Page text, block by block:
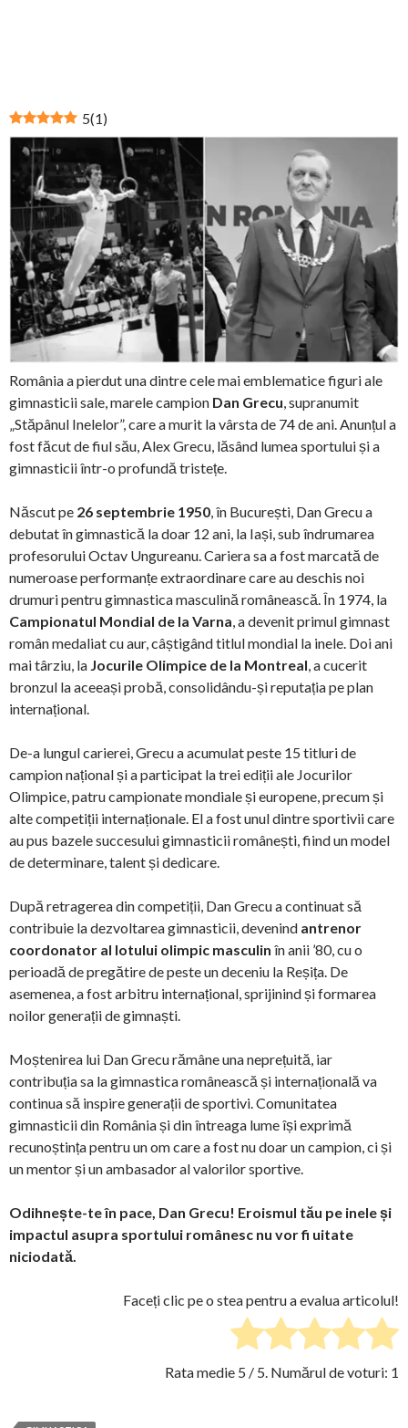
5(1)
România a pierdut una dintre cele mai emblematice figuri ale
gimnasticii sale, marele campion Dan Grecu , supranumit
„Stăpânul Inelelor”, care a murit la vârsta de 74 de ani. Anunțul a
fost făcut de fiul său, Alex Grecu, lăsând lumea sportului și a
gimnasticii într-o profundă tristețe.
Născut pe 26 septembrie 1950 , în București, Dan Grecu a
debutat în gimnastică la doar 12 ani, la Iași, sub îndrumarea
profesorului Octav Ungureanu. Cariera sa a fost marcată de
numeroase performanțe extraordinare care au deschis noi
drumuri pentru gimnastica masculină românească. În 1974, la
Campionatul Mondial de la Varna , a devenit primul gimnast
român medaliat cu aur, câștigând titlul mondial la inele. Doi ani
mai târziu, la Jocurile Olimpice de la Montreal , a cucerit
bronzul la aceeași probă, consolidându-și reputația pe plan
internațional.
De-a lungul carierei, Grecu a acumulat peste 15 titluri de
campion național și a participat la trei ediții ale Jocurilor
Olimpice, patru campionate mondiale și europene, precum și
alte competiții internaționale. El a fost unul dintre sportivii care
au pus bazele succesului gimnasticii românești, fiind un model
de determinare, talent și dedicare.
După retragerea din competiții, Dan Grecu a continuat să
contribuie la dezvoltarea gimnasticii, devenind antrenor
coordonator al lotului olimpic masculin în anii ’80, cu o
perioadă de pregătire de peste un deceniu la Reșița. De
asemenea, a fost arbitru internațional, sprijinind și formarea
noilor generații de gimnaști.
Moștenirea lui Dan Grecu rămâne una neprețuită, iar
contribuția sa la gimnastica românească și internațională va
continua să inspire generații de sportivi. Comunitatea
gimnasticii din România și din întreaga lume își exprimă
recunoștința pentru un om care a fost nu doar un campion, ci și
un mentor și un ambasador al valorilor sportive.
Odihnește-te în pace, Dan Grecu! Eroismul tău pe inele și
impactul asupra sportului românesc nu vor fi uitate
niciodată.
Faceți clic pe o stea pentru a evalua articolul!
Rata medie 5 / 5. Numărul de voturi: 1